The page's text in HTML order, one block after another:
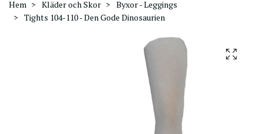
Hem Kläder och Skor
Byxor - Leggings
Tights 104-110 - Den Gode Dinosaurien